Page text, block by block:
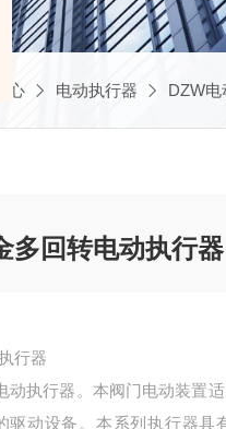
心 电动执行器 DZW电
多回转电动执行器
行器
动执行器。本阀门电动装置
驱动设备。本系列执行器具